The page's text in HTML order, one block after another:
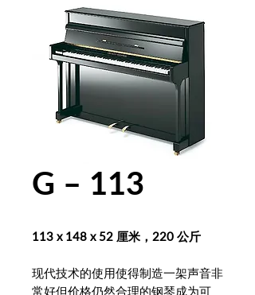
G – 113
113 x 148 x 52 厘米，220 公斤
现代技术的使用使得制造一架声音非
常好但价格仍然合理的钢琴成为可